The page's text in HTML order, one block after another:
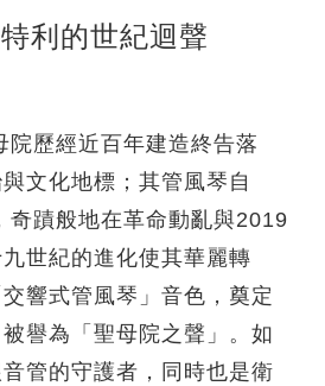
利的世紀迴聲
院歷經近百年建造終告落
文化地標；其管風琴自
奇蹟般地在革命動亂與2019
世紀的進化使其華麗轉
響式管風琴」音色，奠定
譽為「聖母院之聲」。如
管的守護者，同時也是衛